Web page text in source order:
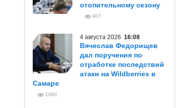
отопительному сезону
907
4 августа 2026 16:08
Вячеслав Федорищев
дал поручения по
отработке последствий
атаки на Wildberries в
Самаре
1060